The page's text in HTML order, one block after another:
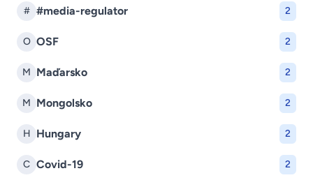
# #media-regulator 2
O OSF 2
M Maďarsko 2
M Mongolsko 2
H Hungary 2
C Covid-19 2